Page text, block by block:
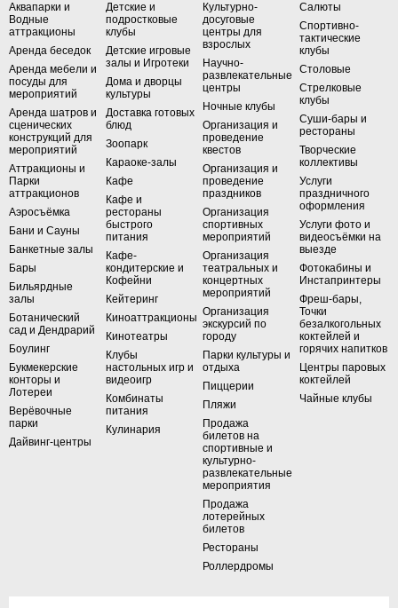
Аквапарки и
Водные
аттракционы
Аренда беседок
Аренда мебели и
посуды для
мероприятий
Аренда шатров и
сценических
конструкций для
мероприятий
Аттракционы и
Парки
аттракционов
Аэросъёмка
Бани и Сауны
Банкетные залы
Бары
Бильярдные
залы
Ботанический
сад и Дендрарий
Боулинг
Букмекерские
конторы и
Лотереи
Верёвочные
парки
Дайвинг-центры
Детские и
подростковые
клубы
Детские игровые
залы и Игротеки
Дома и дворцы
культуры
Доставка готовых
блюд
Зоопарк
Караоке-залы
Кафе
Кафе и
рестораны
быстрого
питания
Кафе-
кондитерские и
Кофейни
Кейтеринг
Киноаттракционы
Кинотеатры
Клубы
настольных игр и
видеоигр
Комбинаты
питания
Кулинария
Культурно-
досуговые
центры для
взрослых
Научно-
развлекательные
центры
Ночные клубы
Организация и
проведение
квестов
Организация и
проведение
праздников
Организация
спортивных
мероприятий
Организация
театральных и
концертных
мероприятий
Организация
экскурсий по
городу
Парки культуры и
отдыха
Пиццерии
Пляжи
Продажа
билетов на
спортивные и
культурно-
развлекательные
мероприятия
Продажа
лотерейных
билетов
Рестораны
Роллердромы
Салюты
Спортивно-
тактические
клубы
Столовые
Стрелковые
клубы
Суши-бары и
рестораны
Творческие
коллективы
Услуги
праздничного
оформления
Услуги фото и
видеосъёмки на
выезде
Фотокабины и
Инстапринтеры
Фреш-бары,
Точки
безалкогольных
коктейлей и
горячих напитков
Центры паровых
коктейлей
Чайные клубы